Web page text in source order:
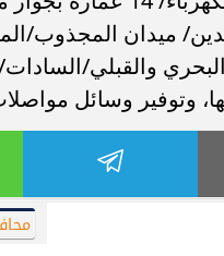
والقبلي/
وتوفير وسائل